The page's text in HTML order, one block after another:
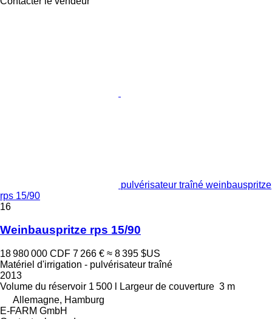
pulvérisateur traîné weinbauspritze
rps 15/90
16
Weinbauspritze rps 15/90
18 980 000 CDF 7 266 € ≈ 8 395 $US
Matériel d'irrigation - pulvérisateur traîné
2013
Volume du réservoir 1 500 l Largeur de couverture 3 m
Allemagne, Hamburg
E-FARM GmbH